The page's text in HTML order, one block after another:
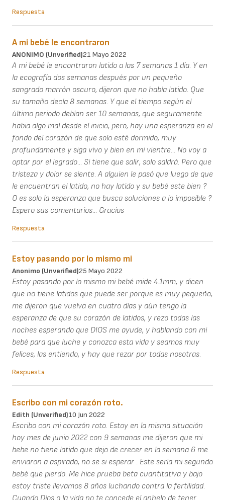
Respuesta
A mi bebé le encontraron
ANONIMO (unverified)21 Mayo 2022
A mi bebé le encontraron latido a las 7 semanas 1 día. Y en
la ecografía dos semanas después por un pequeño
sangrado marrón oscuro, dijeron que no había latido. Que
su tamaño decía 8 semanas. Y que el tiempo según el
último periodo debían ser 10 semanas, que seguramente
habia algo mal desde el inicio, pero, hay una esperanza en el
fondo del corazón de que solo esté dormido, muy
profundamente y siga vivo y bien en mi vientre... No voy a
optar por el legrado... Si tiene que salir, solo saldrá. Pero que
tristeza y dolor se siente. A alguien le pasó que luego de que
le encuentran el latido, no hay latido y su bebé este bien ?
O es solo la esperanza que busca soluciones a lo imposible ?
Espero sus comentarios... Gracias
Respuesta
Estoy pasando por lo mismo mi
Anonimo (unverified)25 Mayo 2022
Estoy pasando por lo mismo mi bebé mide 4.1mm, y dicen
que no tiene latidos que puede ser porque es muy pequeño,
me dijeron que vuelva en cuatro días y aún tengo la
esperanza de que su corazón de latidos, y rezo todas las
noches esperando que DIOS me ayude, y hablando con mi
bebé para que luche y conozca esta vida y seamos muy
felices, las entiendo, y hay que rezar por todas nosotras.
Respuesta
Escribo con mi corazón roto.
Edith (unverified)10 Jun 2022
Escribo con mi corazón roto. Estoy en la misma situación
hoy mes de junio 2022 con 9 semanas me dijeron que mi
bebe no tiene latido que dejo de crecer en la semana 6 me
enviaron a aspirado, no se si esperar . Este sería mi segundo
bebé que pierdo. Me hice prueba beta cuantitativa y bajo
estoy triste llevamos 8 años luchando contra la fertilidad.